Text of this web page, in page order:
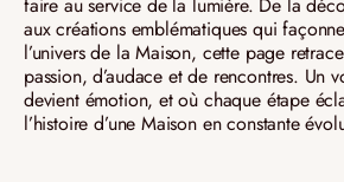
aux créations emblématiques qui
l’univers de la Maison, cette page
passion, d’audace et de rencontres. Un
devient émotion, et où chaque étape
l’histoire d’une Maison en constante